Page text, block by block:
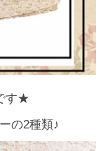
す★
の2種類♪